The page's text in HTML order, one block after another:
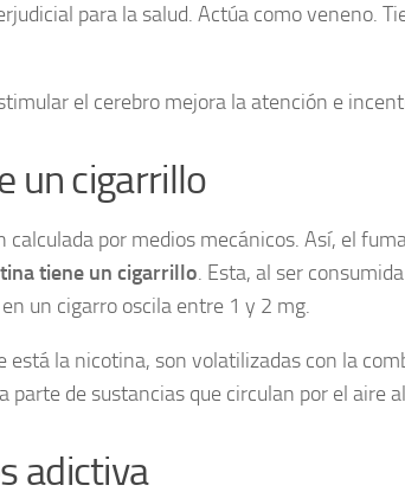
para la salud. Actúa como veneno.
el cerebro mejora la atención e
un cigarrillo
calculada por medios mecánicos. Así, el
tiene un cigarrillo. Esta, al ser
un cigarro oscila entre 1 y 2 mg.
la nicotina, son volatilizadas con la
parte de sustancias que circulan por el aire
adictiva